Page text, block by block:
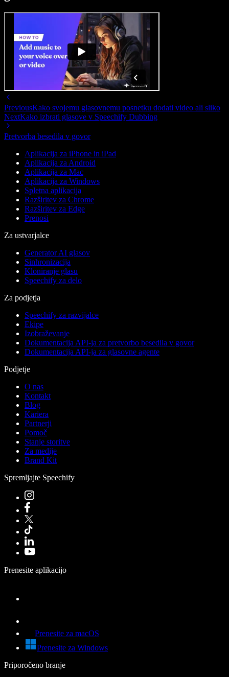
PreviousKako svojemu glasovnemu posnetku dodati video ali sliko
NextKako izbrati glasove v Speechify Dubbing
Pretvorba besedila v govor
Aplikacija za iPhone in iPad
Aplikacija za Android
Aplikacija za Mac
Aplikacija za Windows
Spletna aplikacija
Razširitev za Chrome
Razširitev za Edge
Prenosi
Za ustvarjalce
Generator AI glasov
Sinhronizacija
Kloniranje glasu
Speechify za delo
Za podjetja
Speechify za razvijalce
Ekipe
Izobraževanje
Dokumentacija API-ja za pretvorbo besedila v govor
Dokumentacija API-ja za glasovne agente
Podjetje
O nas
Kontakt
Blog
Kariera
Partnerji
Pomoč
Stanje storitve
Za medije
Brand Kit
Spremljajte Speechify
Prenesite aplikacijo
Prenesite za macOS
Prenesite za Windows
Priporočeno branje